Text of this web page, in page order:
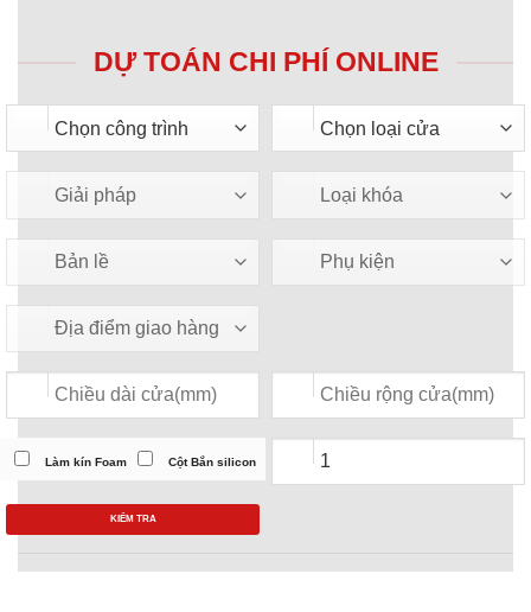
DỰ TOÁN CHI PHÍ ONLINE
Làm kín Foam Cột Bắn silicon
KIỂM TRA